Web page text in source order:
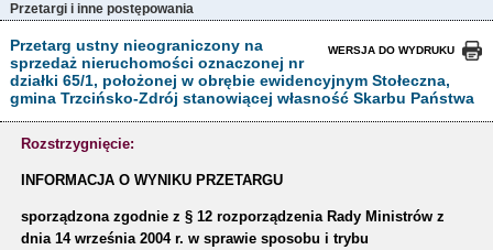
Przetargi i inne postępowania
WERSJA DO WYDRUKU
Przetarg ustny nieograniczony na
sprzedaż nieruchomości oznaczonej nr
działki 65/1, położonej w obrębie ewidencyjnym Stołeczna,
gmina Trzcińsko-Zdrój stanowiącej własność Skarbu Państwa
Rozstrzygnięcie:
INFORMACJA O WYNIKU PRZETARGU
sporządzona zgodnie z § 12 rozporządzenia Rady Ministrów z
dnia 14 września 2004 r. w sprawie sposobu i trybu